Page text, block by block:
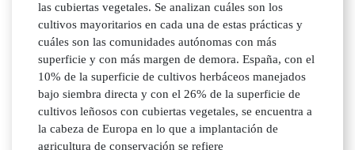
las cubiertas vegetales. Se analizan cuáles son los
cultivos mayoritarios en cada una de estas prácticas y
cuáles son las comunidades autónomas con más
superficie y con más margen de demora. España, con el
10% de la superficie de cultivos herbáceos manejados
bajo siembra directa y con el 26% de la superficie de
cultivos leñosos con cubiertas vegetales, se encuentra a
la cabeza de Europa en lo que a implantación de
agricultura de conservación se refiere